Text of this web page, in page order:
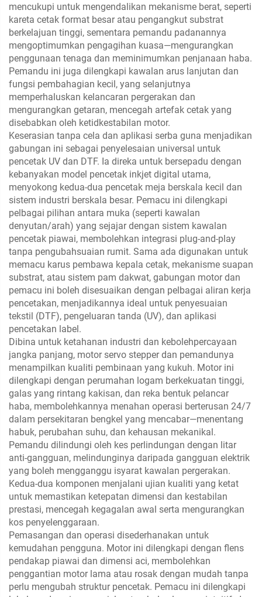
mencukupi untuk mengendalikan mekanisme berat, seperti
kareta cetak format besar atau pengangkut substrat
berkelajuan tinggi, sementara pemandu padanannya
mengoptimumkan pengagihan kuasa—mengurangkan
penggunaan tenaga dan meminimumkan penjanaan haba.
Pemandu ini juga dilengkapi kawalan arus lanjutan dan
fungsi pembahagian kecil, yang selanjutnya
memperhaluskan kelancaran pergerakan dan
mengurangkan getaran, mencegah artefak cetak yang
disebabkan oleh ketidkestabilan motor.
Keserasian tanpa cela dan aplikasi serba guna menjadikan
gabungan ini sebagai penyelesaian universal untuk
pencetak UV dan DTF. Ia direka untuk bersepadu dengan
kebanyakan model pencetak inkjet digital utama,
menyokong kedua-dua pencetak meja berskala kecil dan
sistem industri berskala besar. Pemacu ini dilengkapi
pelbagai pilihan antara muka (seperti kawalan
denyutan/arah) yang sejajar dengan sistem kawalan
pencetak piawai, membolehkan integrasi plug-and-play
tanpa pengubahsuaian rumit. Sama ada digunakan untuk
memacu karus pembawa kepala cetak, mekanisme suapan
substrat, atau sistem pam dakwat, gabungan motor dan
pemacu ini boleh disesuaikan dengan pelbagai aliran kerja
pencetakan, menjadikannya ideal untuk penyesuaian
tekstil (DTF), pengeluaran tanda (UV), dan aplikasi
pencetakan label.
Dibina untuk ketahanan industri dan kebolehpercayaan
jangka panjang, motor servo stepper dan pemandunya
menampilkan kualiti pembinaan yang kukuh. Motor ini
dilengkapi dengan perumahan logam berkekuatan tinggi,
galas yang rintang kakisan, dan reka bentuk pelancar
haba, membolehkannya menahan operasi berterusan 24/7
dalam persekitaran bengkel yang mencabar—menentang
habuk, perubahan suhu, dan kehausan mekanikal.
Pemandu dilindungi oleh kes perlindungan dengan litar
anti-gangguan, melindunginya daripada gangguan elektrik
yang boleh mengganggu isyarat kawalan pergerakan.
Kedua-dua komponen menjalani ujian kualiti yang ketat
untuk memastikan ketepatan dimensi dan kestabilan
prestasi, mencegah kegagalan awal serta mengurangkan
kos penyelenggaraan.
Pemasangan dan operasi disederhanakan untuk
kemudahan pengguna. Motor ini dilengkapi dengan flens
pendakap piawai dan dimensi aci, membolehkan
penggantian motor lama atau rosak dengan mudah tanpa
perlu mengubah struktur pencetak. Pemacu ini dilengkapi